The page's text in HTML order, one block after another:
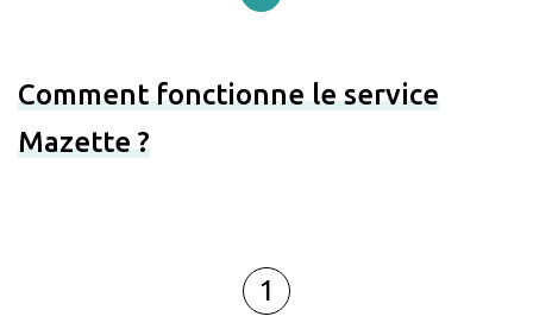
Comment fonctionne le service
Mazette ?
1